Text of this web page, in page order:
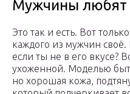
Мужчины любят
Это так и есть. Вот
каждого из мужчин своё.
если ты не в его вкусе?
ухоженной. Моделью
но хорошая кожа,